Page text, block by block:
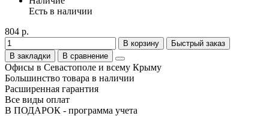
Есть в наличии
804 р.
В корзину
Быстрый заказ
В закладки
В сравнение
Офисы в Севастополе и всему Крыму
Большинство товара в наличии
Расширенная гарантия
Все виды оплат
В ПОДАРОК - программа учета